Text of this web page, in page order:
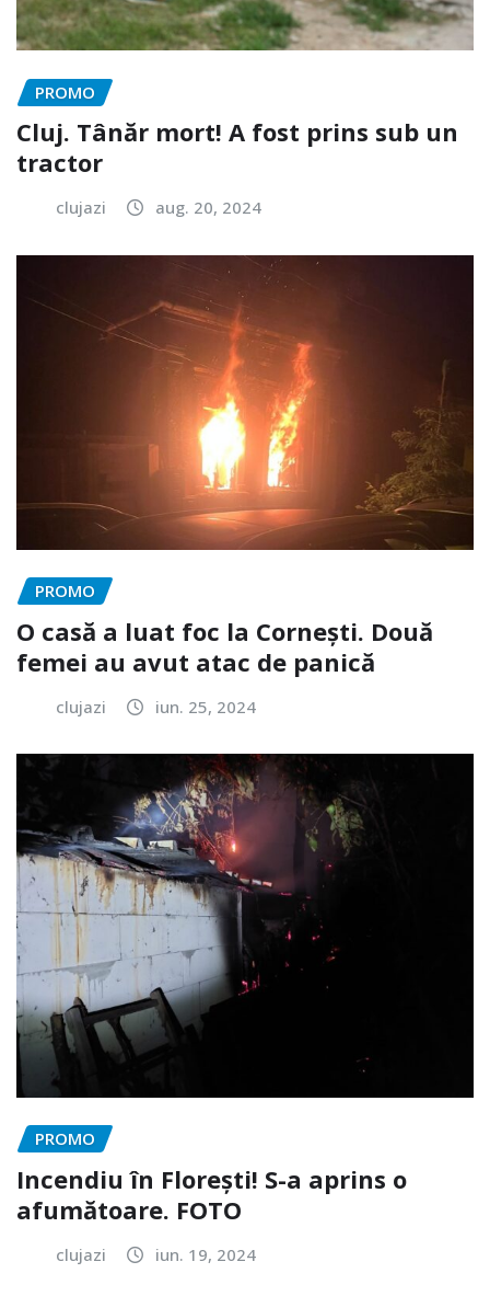
PROMO
Cluj. Tânăr mort! A fost prins sub un
tractor
clujazi aug. 20, 2024
PROMO
O casă a luat foc la Cornești. Două
femei au avut atac de panică
clujazi iun. 25, 2024
PROMO
Incendiu în Florești! S-a aprins o
afumătoare. FOTO
clujazi iun. 19, 2024